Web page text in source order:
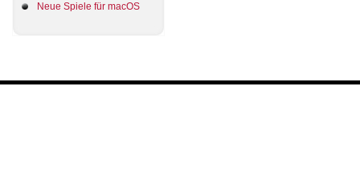
Neue Spiele für macOS